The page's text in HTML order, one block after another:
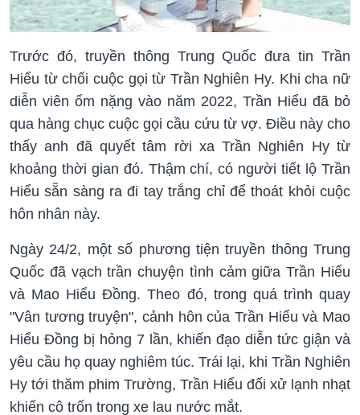
Trước đó, truyền thông Trung Quốc đưa tin Trần
Hiểu từ chối cuộc gọi từ Trần Nghiên Hy. Khi cha nữ
diễn viên ốm nặng vào năm 2022, Trần Hiểu đã bỏ
qua hàng chục cuộc gọi cầu cứu từ vợ. Điều này cho
thấy anh đã quyết tâm rời xa Trần Nghiên Hy từ
khoảng thời gian đó. Thậm chí, có người tiết lộ Trần
Hiểu sẵn sàng ra đi tay trắng chỉ để thoát khỏi cuộc
hôn nhân này.
Ngày 24/2, một số phương tiện truyền thông Trung
Quốc đã vạch trần chuyện tình cảm giữa Trần Hiểu
và Mao Hiểu Đồng. Theo đó, trong quá trình quay
"Vân tương truyện", cảnh hôn của Trần Hiểu và Mao
Hiểu Đồng bị hỏng 7 lần, khiến đạo diễn tức giận và
yêu cầu họ quay nghiêm túc. Trái lại, khi Trần Nghiên
Hy tới thăm phim Trường, Trần Hiểu đối xử lạnh nhạt
khiến cô trốn trong xe lau nước mắt.